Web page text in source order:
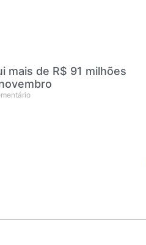
mais de R$ 91 milhões